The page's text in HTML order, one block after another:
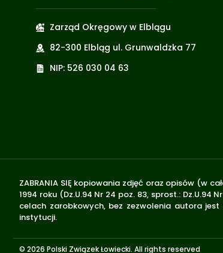
Zarząd Okręgowy w Elblągu
82-300 Elbląg ul. Grunwaldzka 77
NIP: 526 030 04 63
ZABRANIA SIĘ kopiowania zdjęć oraz opisów (w
1994 roku (Dz.U.94 Nr 24 poz. 83, sprost.:
celach zarobkowych, bez zezwolenia autora
instytucji.
© 2026 Polski Związek Łowiecki. All rights reserved